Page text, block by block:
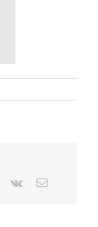
Pinterest
Vk
E-